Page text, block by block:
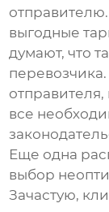
выгодные
думают, что
перевозчика.
все
Еще одна
выбор
Зачастую,